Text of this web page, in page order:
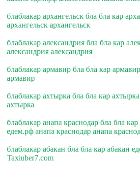
блаблакар архангельск бла бла кар
архангельск архангельск
блаблакар александрия бла бла кар
александрия александрия
блаблакар армавир бла бла кар
армавир
блаблакар ахтырка бла бла кар
ахтырка
блаблакар анапа краснодар бла бла
едем.рф анапа краснодар анапа
блаблакар абакан бла бла кар абакан
Taxiuber7.com